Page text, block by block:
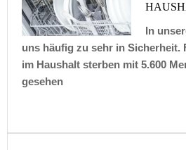
In
uns häufig zu sehr in Sicherheit.
im Haushalt sterben mit 5.600
gesehen